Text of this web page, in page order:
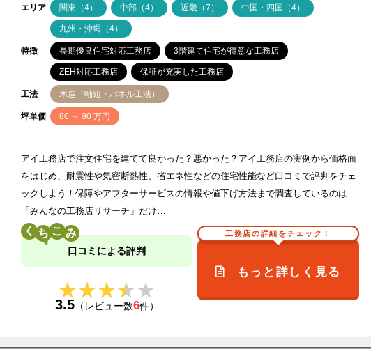
エリア 関東（4） 中部（4） 近畿（7） 中国・四国（4）
九州・沖縄（4）
特徴 長期優良住宅対応工務店 3階建て住宅が得意な工務店
ZEH対応工務店 保証が充実した工務店
工法 木造（軸組・パネル工法）
坪単価 80 ～ 90 万円
アイ工務店で注文住宅を建てて良かった？悪かった？アイ工務店の実例から価格面
をはじめ、耐震性や気密断熱性、省エネ性などの住宅性能など口コミで評判をチェ
ックしよう！保障やアフターサービスの情報や値下げ方法まで調査しているのは
「みんなの工務店リサーチ」だけ…
く こ
口コミによる評判
★★★★★
★★★★★
3.5（レビュー数6件）
工務店の詳細をチェック！
もっと詳しく見る